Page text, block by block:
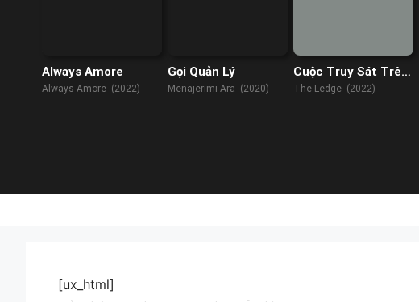
Always Amore
Always Amore (2022)
Gọi Quản Lý
Menajerimi Ara (2020)
Cuộc Truy Sát Trên
Mỏm Núi
The Ledge (2022)